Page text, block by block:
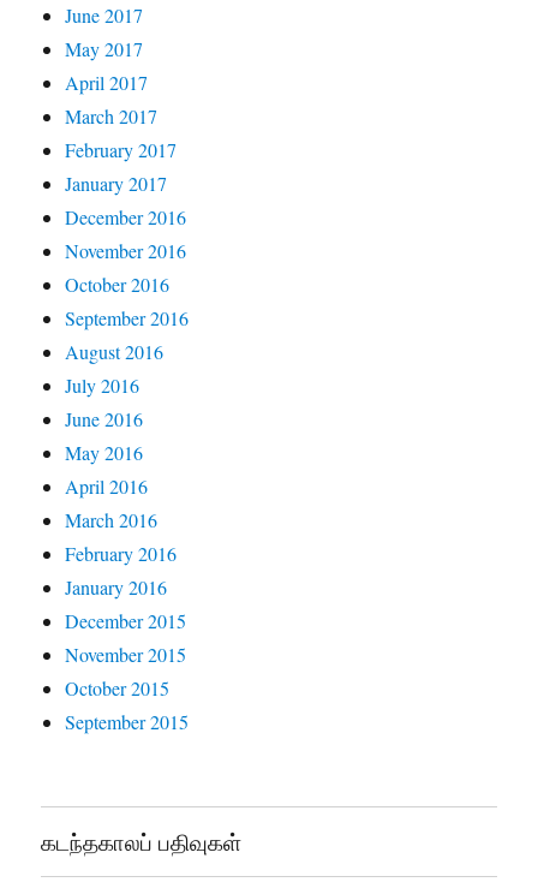
June 2017
May 2017
April 2017
March 2017
February 2017
January 2017
December 2016
November 2016
October 2016
September 2016
August 2016
July 2016
June 2016
May 2016
April 2016
March 2016
February 2016
January 2016
December 2015
November 2015
October 2015
September 2015
கடந்தகாலப் பதிவுகள்